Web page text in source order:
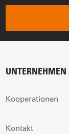
UNTERNEHMEN
Kooperationen
Kontakt